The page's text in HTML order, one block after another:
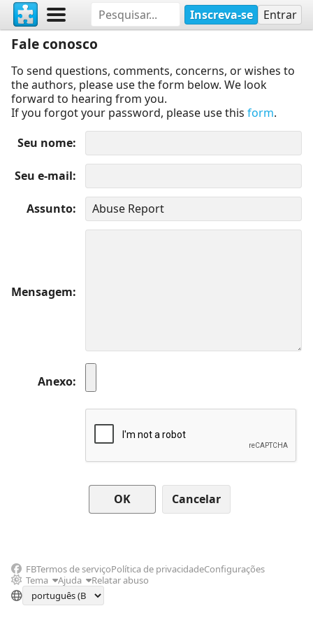
Inscreva-se Entrar
Fale conosco
To send questions, comments, concerns, or wishes to
the authors, please use the form below. We look
forward to hearing from you.
If you forgot your password, please use this form.
Seu nome
Seu e-mail
Assunto
Mensagem
Anexo
Cancelar
FBTermos de serviçoPolítica de privacidadeConfigurações
Tema
Ajuda Relatar abuso